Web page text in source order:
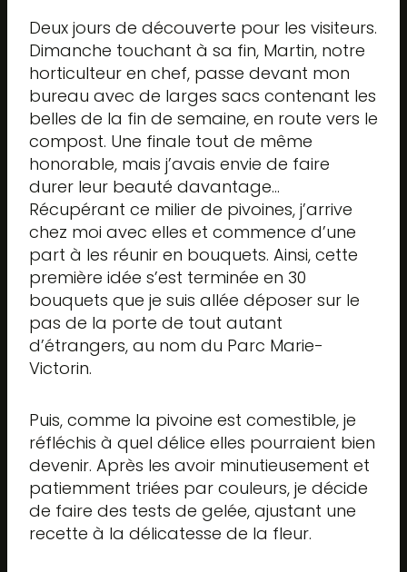
Deux jours de découverte pour les visiteurs.
Dimanche touchant à sa fin, Martin, notre
horticulteur en chef, passe devant mon
bureau avec de larges sacs contenant les
belles de la fin de semaine, en route vers le
compost. Une finale tout de même
honorable, mais j’avais envie de faire
durer leur beauté davantage…
Récupérant ce milier de pivoines, j’arrive
chez moi avec elles et commence d’une
part à les réunir en bouquets. Ainsi, cette
première idée s’est terminée en 30
bouquets que je suis allée déposer sur le
pas de la porte de tout autant
d’étrangers, au nom du Parc Marie-
Victorin.
Puis, comme la pivoine est comestible, je
réfléchis à quel délice elles pourraient bien
devenir. Après les avoir minutieusement et
patiemment triées par couleurs, je décide
de faire des tests de gelée, ajustant une
recette à la délicatesse de la fleur.